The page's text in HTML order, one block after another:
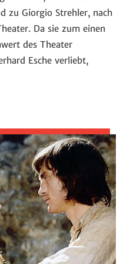
zu Giorgio Strehler, nach
Da sie zum einen
des Theater
Esche verliebt,